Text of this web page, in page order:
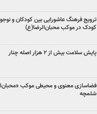
ترویج فرهنگ عاشورایی بین کودکان و
کودک در موکب محبان‌الرضا(ع)
پایش سلامت بیش از ۲ هزار اصله چنار
فضاسازی معنوی و محیطی موکب
شلمچه